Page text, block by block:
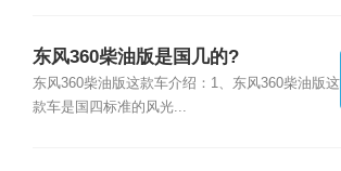
东风360柴油版是国几的?
东风360柴油版这款车介绍：1、东风360柴油版这
款车是国四标准的风光...